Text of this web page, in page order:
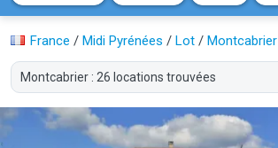
France / Midi Pyrénées / Lot / Montcabrier
Montcabrier : 26 locations trouvées